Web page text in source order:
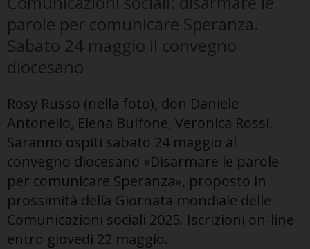
parole per comunicare Speranza.
Sabato 24 maggio il convegno
diocesano
Rosy Russo (nella foto), don Daniele
Antonello, Elena Bulfone, Veronica Rossi.
Saranno ospiti sabato 24 maggio al
convegno diocesano «Disarmare le parole
per comunicare Speranza», proposto in
prossimità della Giornata mondiale delle
Comunicazioni sociali 2025. Iscrizioni on-line
entro giovedì 22 maggio.